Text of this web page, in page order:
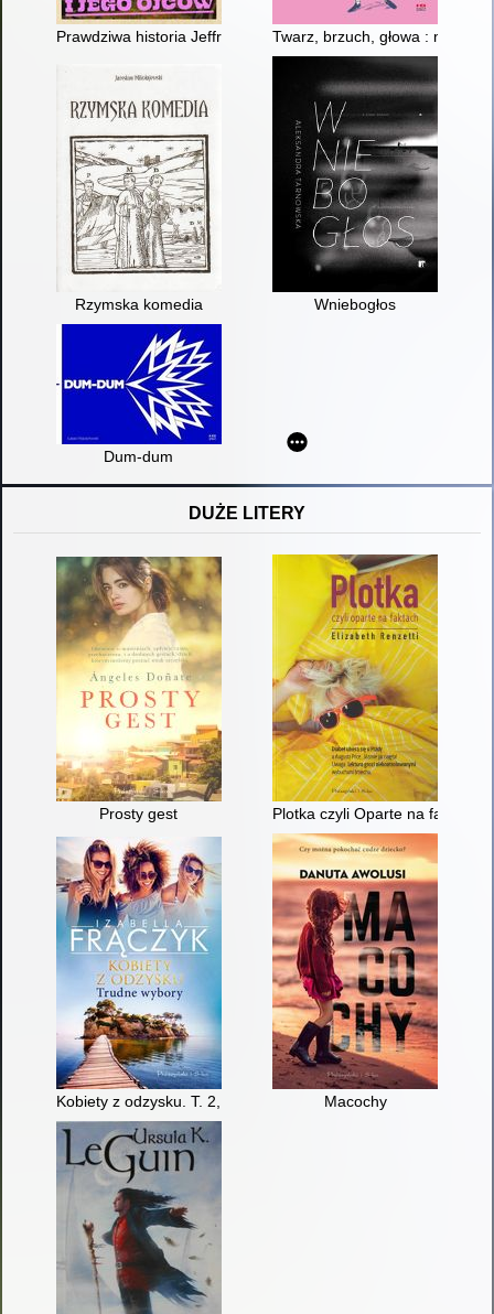
Prawdziwa historia Jeffreya Watersa i jego ojców
Twarz, brzuch, głowa :
Rzymska komedia Wniebogłos
Dum-dum
DUŻE LITERY
Prosty gest Plotka czyli Oparte na faktach
Kobiety z odzysku. T. 2, Macochy